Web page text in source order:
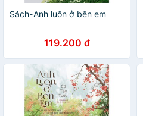
Sách-Anh luôn ở bên em
119.200 đ